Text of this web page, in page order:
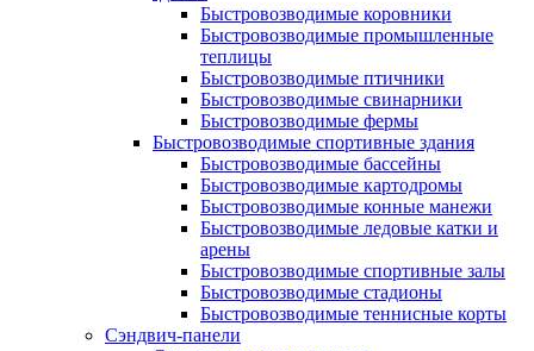
Быстровозводимые коровники
Быстровозводимые промышленные
теплицы
Быстровозводимые птичники
Быстровозводимые свинарники
Быстровозводимые фермы
Быстровозводимые спортивные здания
Быстровозводимые бассейны
Быстровозводимые картодромы
Быстровозводимые конные манежи
Быстровозводимые ледовые катки и
арены
Быстровозводимые спортивные залы
Быстровозводимые стадионы
Быстровозводимые теннисные корты
Сэндвич-панели